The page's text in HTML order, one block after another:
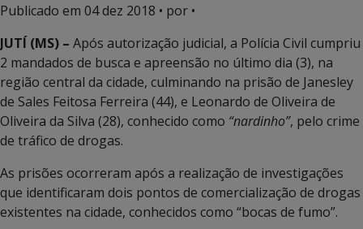
Publicado em 04 dez 2018 • por •
JUTÍ (MS) – Após autorização judicial, a Polícia Civil cumpriu
2 mandados de busca e apreensão no último dia (3), na
região central da cidade, culminando na prisão de Janesley
de Sales Feitosa Ferreira (44), e Leonardo de Oliveira de
Oliveira da Silva (28), conhecido como “nardinho”, pelo crime
de tráfico de drogas.
As prisões ocorreram após a realização de investigações
que identificaram dois pontos de comercialização de drogas
existentes na cidade, conhecidos como “bocas de fumo”.